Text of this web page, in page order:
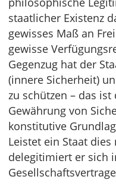
staatlicher Existenz
gewisses Maß an
gewisse
Gegenzug hat der
(innere Sicherheit)
zu schützen – das
Gewährung von
konstitutive
Leistet ein Staat
delegitimiert er sich